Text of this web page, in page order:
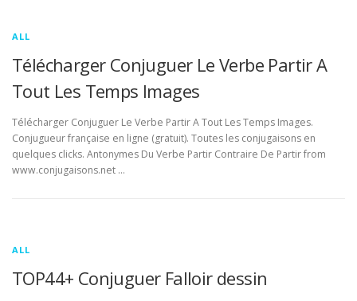
ALL
Télécharger Conjuguer Le Verbe Partir A
Tout Les Temps Images
Télécharger Conjuguer Le Verbe Partir A Tout Les Temps Images.
Conjugueur française en ligne (gratuit). Toutes les conjugaisons en
quelques clicks. Antonymes Du Verbe Partir Contraire De Partir from
www.conjugaisons.net …
ALL
TOP44+ Conjuguer Falloir dessin